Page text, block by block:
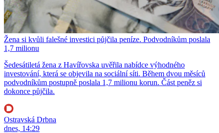
Žena si kvůli falešné investici půjčila peníze. Podvodníkům poslala
1,7 milionu
Šedesátiletá žena z Havířovska uvěřila nabídce výhodného
investování, která se objevila na sociální síti. Během dvou měsíců
podvodníkům postupně poslala 1,7 milionu korun. Část peněz si
dokonce půjčila.
Ostravská Drbna
dnes, 14:29